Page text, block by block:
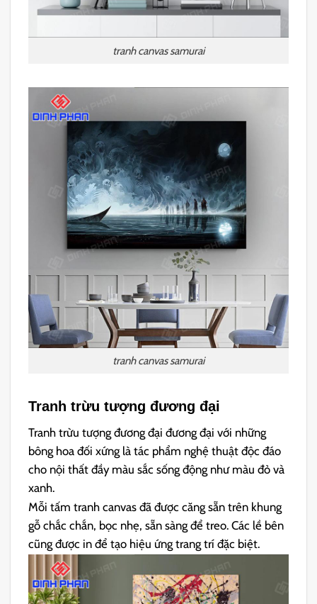
tranh canvas samurai
tranh canvas samurai
Tranh trừu tượng đương đại
Tranh trừu tượng đương đại đương đại với những
bông hoa đối xứng là tác phẩm nghệ thuật độc đáo
cho nội thất đầy màu sắc sống động như màu đỏ và
xanh.
Mỗi tấm tranh canvas đã được căng sẵn trên khung
gỗ chắc chắn, bọc nhẹ, sẵn sàng để treo. Các lề bên
cũng được in để tạo hiệu ứng trang trí đặc biệt.